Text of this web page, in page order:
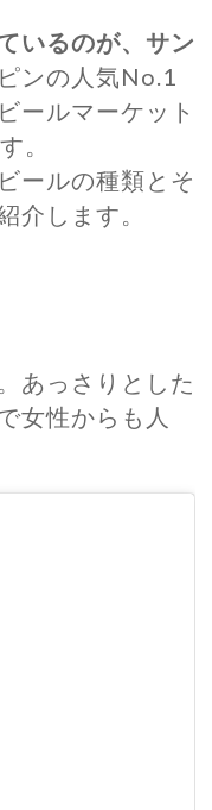
いるのが、サン
ンの人気No.1
ールマーケット
。
ールの種類とそ
介します。
あっさりとした
女性からも人